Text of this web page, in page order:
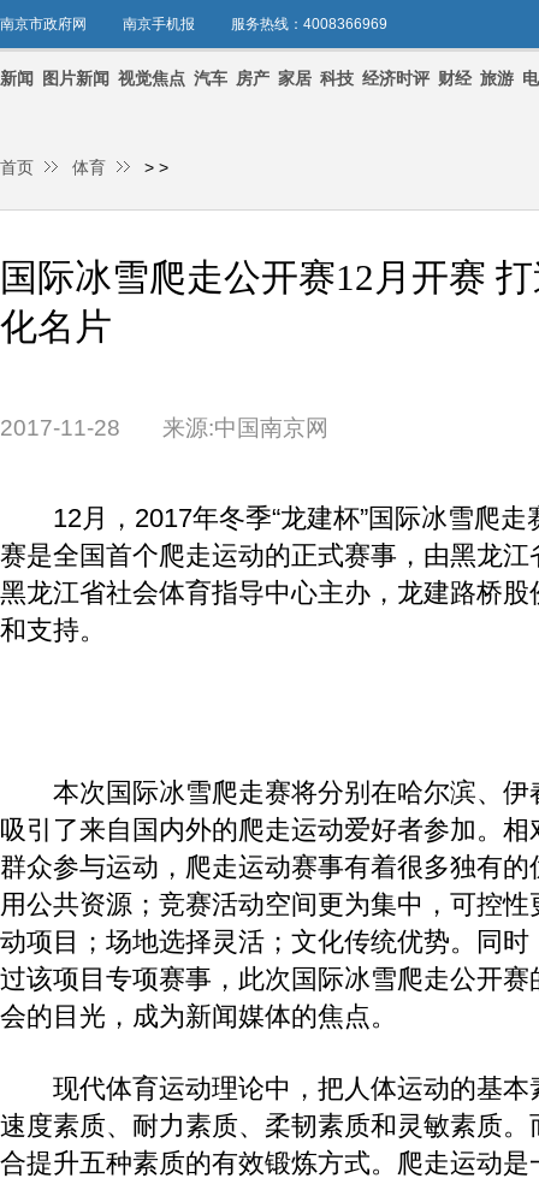
南京市政府网 南京手机报 服务热线：4008366969
新闻 图片新闻 视觉焦点 汽车 房产 家居 科技 经济时评 财经 旅游
首页 >
体育 >
国际冰雪爬走公开赛12月开赛
化名片
2017-11-28 来源:中国南京网
12月，2017年冬季“龙建杯”国际冰雪爬走
赛是全国首个爬走运动的正式赛事，由黑龙
黑龙江省社会体育指导中心主办，龙建路桥
和支持。
本次国际冰雪爬走赛将分别在哈尔滨、伊
吸引了来自国内外的爬走运动爱好者参加。
群众参与运动，爬走运动赛事有着很多独有
用公共资源；竞赛活动空间更为集中，可控
动项目；场地选择灵活；文化传统优势。同
过该项目专项赛事，此次国际冰雪爬走公开
会的目光，成为新闻媒体的焦点。
现代体育运动理论中，把人体运动的基本
速度素质、耐力素质、柔韧素质和灵敏素质
合提升五种素质的有效锻炼方式。爬走运动